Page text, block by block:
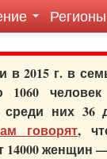
Регионы
в 2015 г. в
1060
среди них
говорят,
14000 женщин